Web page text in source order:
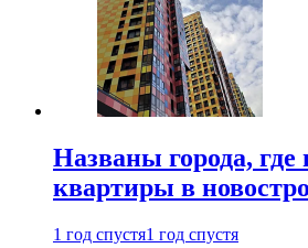
Названы города, где
квартиры в
1 год спустя1 год спустя